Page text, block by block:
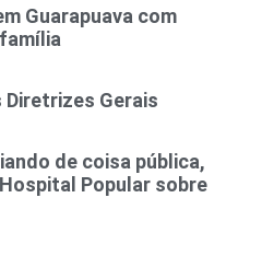
Guarapuava com
Diretrizes Gerais
de coisa pública,
Popular sobre